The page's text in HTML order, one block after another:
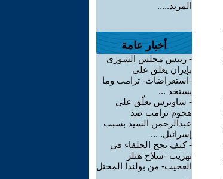
المزيد.....
أخبار عامة
- رئيس مجلس الشورى
بإيران يعلق على
-استعراضات- ترامب وما
يستخد ...
- ساويرس يعلّق على
هجوم ترامب ضد
عبدالرحمن السيد بسبب
إسرائيل. ...
-كيف نجح الحلفاء في
تهريب -سلاح هتلر
العجيب- من بولندا المحتل
...